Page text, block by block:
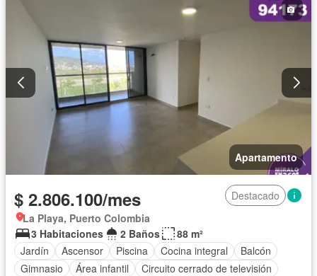
Apartamento
$ 2.806.100/mes
Destacado
La Playa, Puerto Colombia
3 Habitaciones
2 Baños
88 m²
Jardín
Ascensor Piscina Cocina integral
Balcón
Gimnasio
Área infantil
Circuito cerrado de televisión